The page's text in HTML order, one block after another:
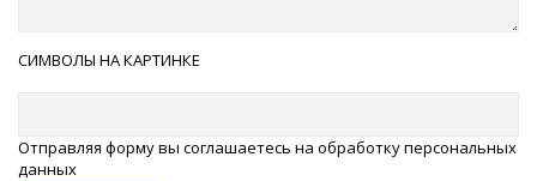
СИМВОЛЫ НА КАРТИНКЕ
Отправляя форму вы соглашаетесь на обработку персональных
данных